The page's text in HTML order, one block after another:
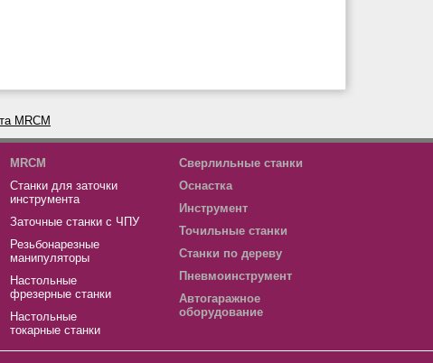
MRCM
Станки для заточки
инструмента
Заточные станки с ЧПУ
Резьбонарезные
манипуляторы
Настольные
фрезерные станки
Настольные
токарные станки
Сверлильные станки
Оснастка
Инструмент
Точильные станки
Станки по дереву
Пневмоинструмент
Автогаражное
оборудование